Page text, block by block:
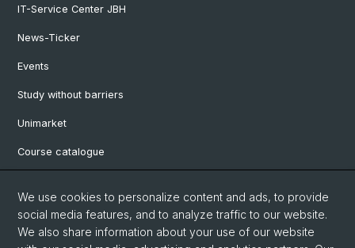
IT-Service Center JBH
News-Ticker
Events
Study without barriers
Unimarket
Course catalogue
Social Media
We use cookies to personalize content and ads, to provide
social media features, and to analyze traffic to our website.
We also share information about your use of our website